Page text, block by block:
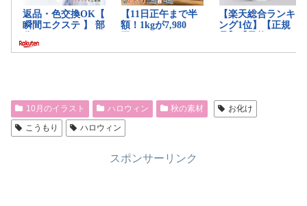
10月のイラスト ハロウィン 秋の素材
お化け
こうもり
ハロウィン
スポンサーリンク